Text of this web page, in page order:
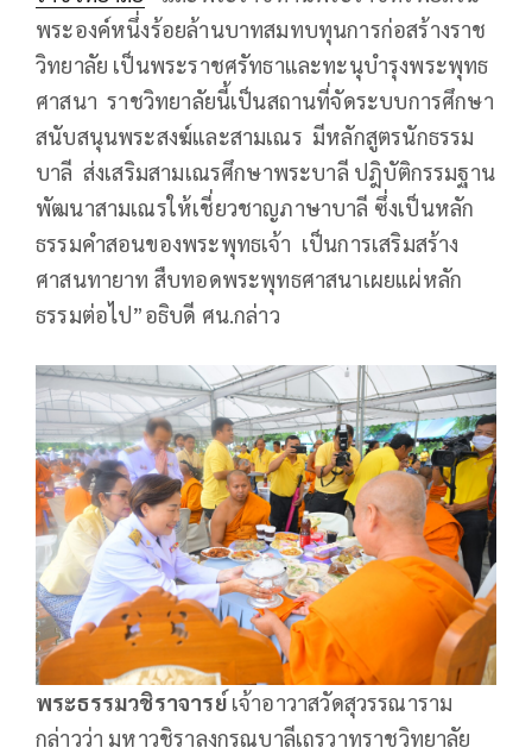
พระองค์หนึ่งร้อยล้านบาทสมทบทุนการก่อสร้างราช
วิทยาลัย เป็นพระราชศรัทธาและทะนุบำรุงพระพุทธ
ศาสนา ราชวิทยาลัยนี้เป็นสถานที่จัดระบบการศึกษา
สนับสนุนพระสงฆ์และสามเณร มีหลักสูตรนักธรรม
บาลี ส่งเสริมสามเณรศึกษาพระบาลี ปฎิบัติกรรมฐาน
พัฒนาสามเณรให้เชี่ยวชาญภาษาบาลี ซึ่งเป็นหลัก
ธรรมคำสอนของพระพุทธเจ้า เป็นการเสริมสร้าง
ศาสนทายาท สืบทอดพระพุทธศาสนาเผยแผ่หลัก
ธรรมต่อไป”อธิบดี ศน.กล่าว
พระธรรมวชิราจารย์เจ้าอาวาสวัดสุวรรณาราม
กล่าวว่า มหาวชิราลงกรณบาลีเถรวาทราชวิทยาลัย